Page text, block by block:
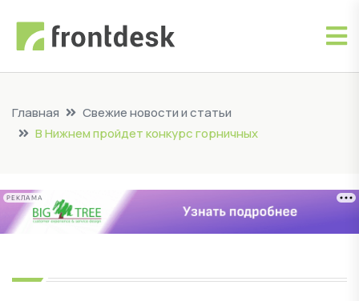
Главная
Свежие новости и статьи
В Нижнем пройдет конкурс горничных
РЕКЛАМА